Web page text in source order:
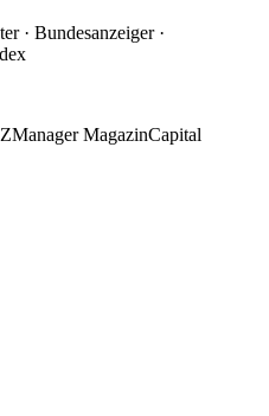
· Bundesanzeiger ·
Manager MagazinCapital